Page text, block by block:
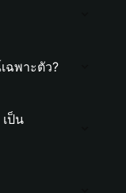
ฉพาะตัว?
ป็น